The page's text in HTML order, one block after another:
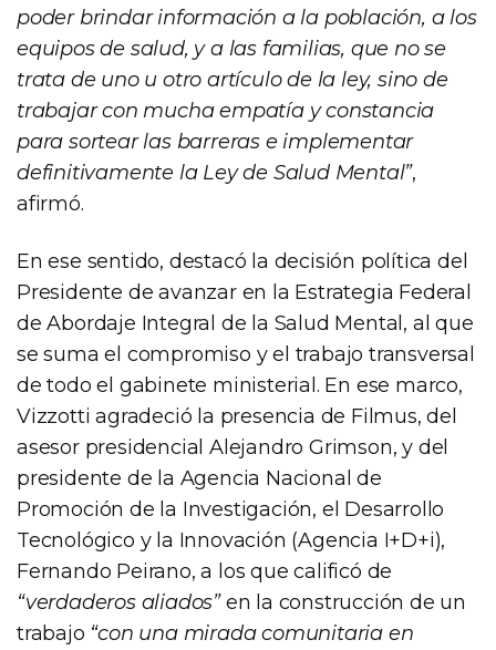
poder brindar información a la población, a los
equipos de salud, y a las familias, que no se
trata de uno u otro artículo de la ley, sino de
trabajar con mucha empatía y constancia
para sortear las barreras e implementar
definitivamente la Ley de Salud Mental”,
afirmó.
En ese sentido, destacó la decisión política del
Presidente de avanzar en la Estrategia Federal
de Abordaje Integral de la Salud Mental, al que
se suma el compromiso y el trabajo transversal
de todo el gabinete ministerial. En ese marco,
Vizzotti agradeció la presencia de Filmus, del
asesor presidencial Alejandro Grimson, y del
presidente de la Agencia Nacional de
Promoción de la Investigación, el Desarrollo
Tecnológico y la Innovación (Agencia I+D+i),
Fernando Peirano, a los que calificó de
“verdaderos aliados”en la construcción de un
trabajo “con una mirada comunitaria en